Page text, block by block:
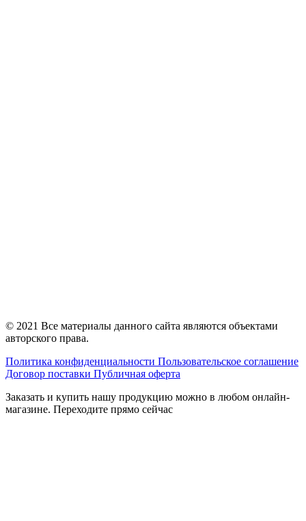
© 2021 Все материалы данного сайта являются объектами
авторского права.
Политика конфиденциальности Пользовательское соглашение
Договор поставки Публичная оферта
Заказать и купить нашу продукцию можно в любом онлайн-
магазине. Переходите прямо сейчас